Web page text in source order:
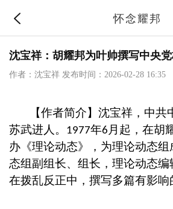
怀念耀邦
沈宝祥：胡耀邦为叶帅撰写中央
作者：沈宝祥 发布时间：2026-02-28 16:35
【作者简介】沈宝祥，中
苏武进人。
1977年6 月起，在胡
办《理论动态》，为理论动态
态组副组长、组长，理论动态编
在拨乱反正中，撰写多篇有影响